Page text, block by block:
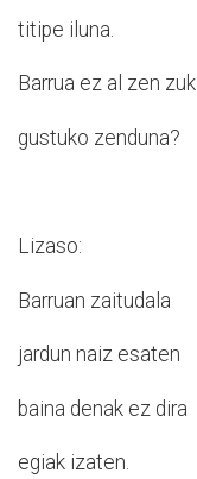
titipe iluna.
Barrua ez al zen zuk
gustuko zenduna?
Lizaso:
Barruan zaitudala
jardun naiz esaten
baina denak ez dira
egiak izaten.